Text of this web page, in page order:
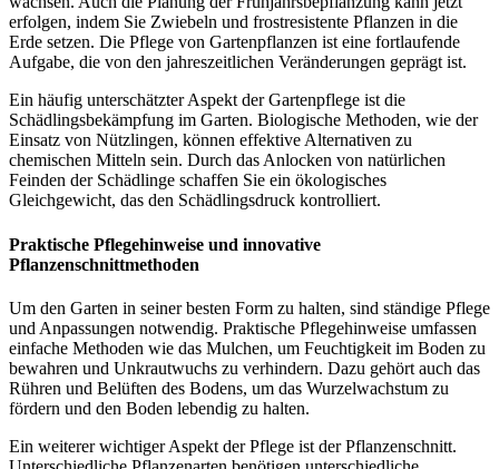
erfolgen, indem Sie Zwiebeln und frostresistente Pflanzen in die
Erde setzen. Die Pflege von Gartenpflanzen ist eine fortlaufende
Aufgabe, die von den jahreszeitlichen Veränderungen geprägt ist.
Ein häufig unterschätzter Aspekt der Gartenpflege ist die
Schädlingsbekämpfung im Garten. Biologische Methoden, wie der
Einsatz von Nützlingen, können effektive Alternativen zu
chemischen Mitteln sein. Durch das Anlocken von natürlichen
Feinden der Schädlinge schaffen Sie ein ökologisches
Gleichgewicht, das den Schädlingsdruck kontrolliert.
Praktische Pflegehinweise und innovative
Pflanzenschnittmethoden
Um den Garten in seiner besten Form zu halten, sind ständige Pflege
und Anpassungen notwendig. Praktische Pflegehinweise umfassen
einfache Methoden wie das Mulchen, um Feuchtigkeit im Boden zu
bewahren und Unkrautwuchs zu verhindern. Dazu gehört auch das
Rühren und Belüften des Bodens, um das Wurzelwachstum zu
fördern und den Boden lebendig zu halten.
Ein weiterer wichtiger Aspekt der Pflege ist der Pflanzenschnitt.